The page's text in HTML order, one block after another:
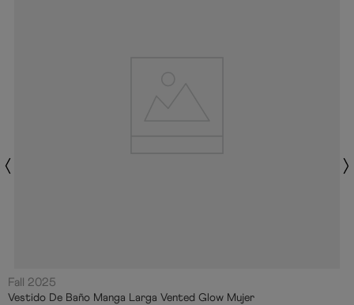
Fall 2025
Vestido De Baño Manga Larga Vented Glow Mujer